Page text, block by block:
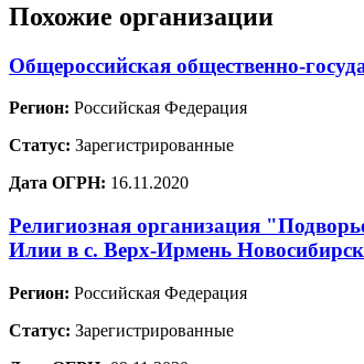
Похожие организации
Общероссийская общественно-
Регион: Российская Федерация
Статус: Зарегистрированные
Дата ОГРН: 16.11.2020
Религиозная организация
Илии в с. Верх-Ирмень
Регион: Российская Федерация
Статус: Зарегистрированные